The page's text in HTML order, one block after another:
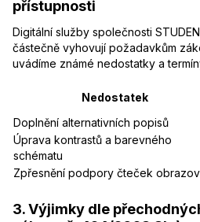
přístupnosti
Digitální služby společnosti
částečně vyhovují požadavkům
uvádíme známé nedostatky a
Nedostatek
Doplnění alternativních popisů
Úprava kontrastů a barevného
schématu
Zpřesnění podpory čteček
3. Výjimky dle